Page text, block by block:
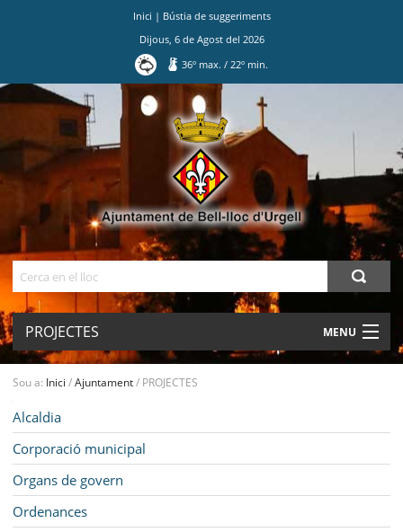
Inici | Bústia de suggeriments
Dijous, 6de Agostdel 2026
36º max./ 22º min.
PROJECTES MENU
MUNICIPI
SEU ELECTRÒNICA
BELL-LLOC SOLUCIONA
Sou a: Inici /Ajuntament/ PROJECTES
Alcaldia
Corporació municipal
Organs de govern
Ordenances